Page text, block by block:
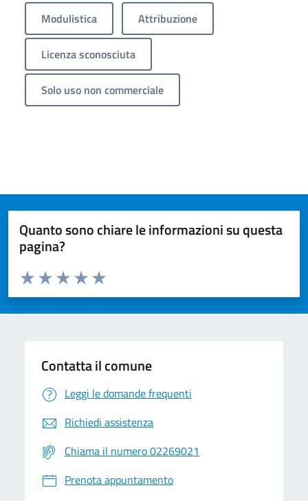
Modulistica Attribuzione
Licenza sconosciuta
Solo uso non commerciale
Quanto sono chiare le informazioni su questa
pagina?
Valuta da 1 a 5 stelle la pagina
Valuta 5 stelle su 5
Valuta 4 stelle su 5
Valuta 3 stelle su 5
Valuta 2 stelle su 5
Valuta 1 stelle su 5
Contatta il comune
Leggi le domande frequenti
Richiedi assistenza
Chiama il numero 02269021
Prenota appuntamento